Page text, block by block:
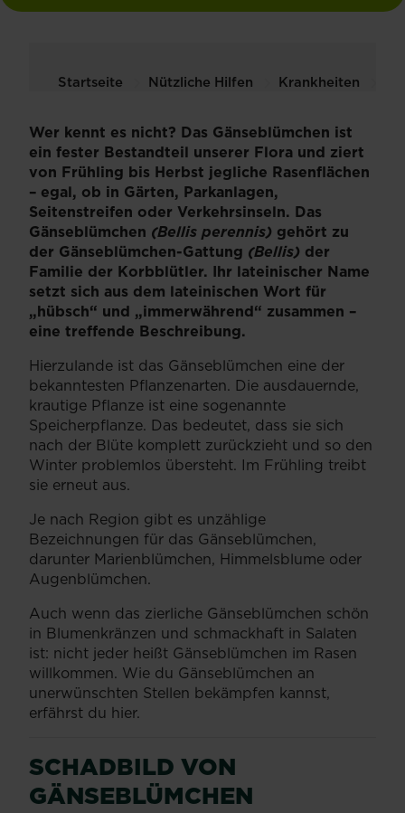
Startseite Nützliche Hilfen Krankheiten
Wer kennt es nicht? Das Gänseblümchen ist
ein fester Bestandteil unserer Flora und ziert
von Frühling bis Herbst jegliche Rasenflächen
– egal, ob in Gärten, Parkanlagen,
Seitenstreifen oder Verkehrsinseln. Das
Gänseblümchen (Bellis perennis) gehört zu
der Gänseblümchen-Gattung (Bellis) der
Familie der Korbblütler. Ihr lateinischer Name
setzt sich aus dem lateinischen Wort für
„hübsch“ und „immerwährend“ zusammen –
eine treffende Beschreibung.
Hierzulande ist das Gänseblümchen eine der
bekanntesten Pflanzenarten. Die ausdauernde,
krautige Pflanze ist eine sogenannte
Speicherpflanze. Das bedeutet, dass sie sich
nach der Blüte komplett zurückzieht und so den
Winter problemlos übersteht. Im Frühling treibt
sie erneut aus.
Je nach Region gibt es unzählige
Bezeichnungen für das Gänseblümchen,
darunter Marienblümchen, Himmelsblume oder
Augenblümchen.
Auch wenn das zierliche Gänseblümchen schön
in Blumenkränzen und schmackhaft in Salaten
ist: nicht jeder heißt Gänseblümchen im Rasen
willkommen. Wie du Gänseblümchen an
unerwünschten Stellen bekämpfen kannst,
erfährst du hier.
SCHADBILD VON
GÄNSEBLÜMCHEN